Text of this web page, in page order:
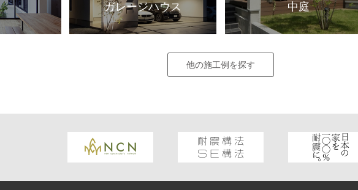
ガレージハウス 中庭
他の施工例を探す